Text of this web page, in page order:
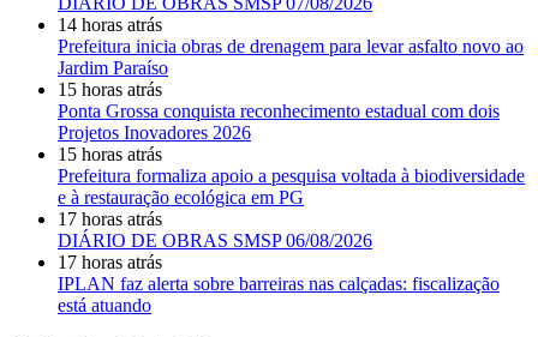
14 horas atrás
Prefeitura inicia obras de drenagem para levar asfalto novo ao
Jardim Paraíso
15 horas atrás
Ponta Grossa conquista reconhecimento estadual com dois
Projetos Inovadores 2026
15 horas atrás
Prefeitura formaliza apoio a pesquisa voltada à biodiversidade
e à restauração ecológica em PG
17 horas atrás
DIÁRIO DE OBRAS SMSP 06/08/2026
17 horas atrás
IPLAN faz alerta sobre barreiras nas calçadas: fiscalização
está atuando